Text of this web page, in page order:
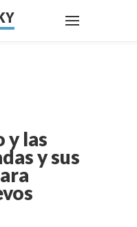
y las
y sus